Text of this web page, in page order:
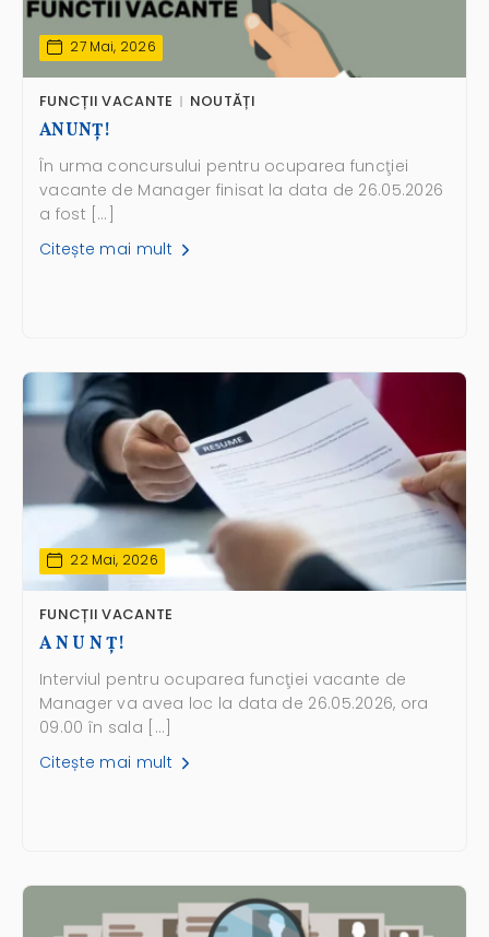
27 Mai, 2026
FUNCȚII VACANTE NOUTĂȚI
ANUNŢ!
În urma concursului pentru ocuparea funcţiei
vacante de Manager finisat la data de 26.05.2026
a fost […]
Citește mai mult
22 Mai, 2026
FUNCȚII VACANTE
A N U N Ţ!
Interviul pentru ocuparea funcţiei vacante de
Manager va avea loc la data de 26.05.2026, ora
09.00 în sala […]
Citește mai mult